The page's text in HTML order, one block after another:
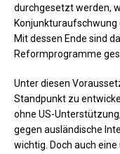
durchgesetzt werden,
Mit dessen Ende sind
Reformprogramme
Unter diesen
Standpunkt zu
ohne US-
gegen ausländische
wichtig. Doch auch